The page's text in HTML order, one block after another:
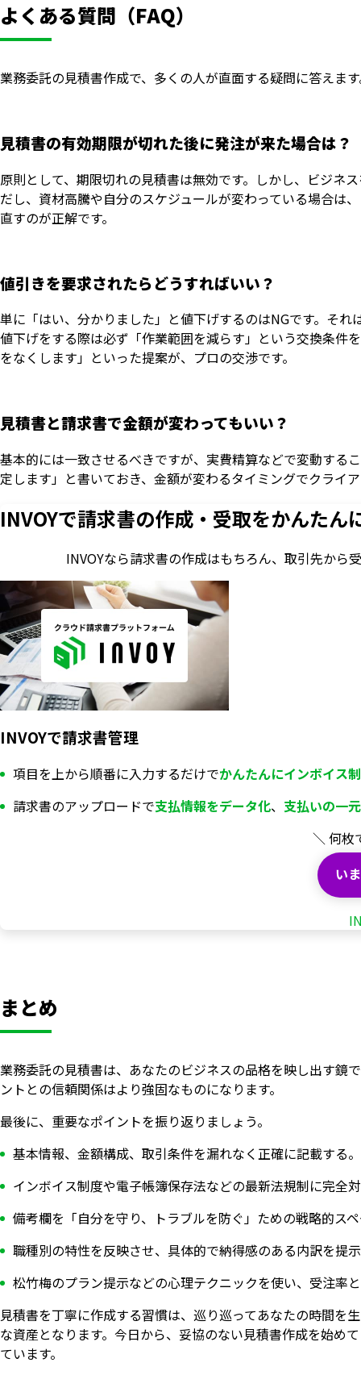
よくある質問（FAQ）
業務委託の見積書作成で、多くの人が直面する疑問に答えま
見積書の有効期限が切れた後に発注が来た場合は？
原則として、期限切れの見積書は無効です。しかし、ビジネ
だし、資材高騰や自分のスケジュールが変わっている場合は
直すのが正解です。
値引きを要求されたらどうすればいい？
単に「はい、分かりました」と値下げするのはNGです。そ
値下げをする際は必ず「作業範囲を減らす」という交換条件
をなくします」といった提案が、プロの交渉です。
見積書と請求書で金額が変わってもいい？
基本的には一致させるべきですが、実費精算などで変動する
定します」と書いておき、金額が変わるタイミングでクライ
INVOYで請求書の作成・ 受取をかんたん
INVOYなら請求書の作成はもちろん、 取引先から
INVOYで請求書管理
項目を上から順番に入力するだけでかんたんにインボイス
請求書のアップロードで支払情報をデータ化、 支払いの一
＼ 何枚
い
まとめ
業務委託の見積書は、あなたのビジネスの品格を映し出す鏡
ントとの信頼関係はより強固なものになります。
最後に、重要なポイントを振り返りましょう。
基本情報、金額構成、取引条件を漏れなく正確に記載する。
インボイス制度や電子帳簿保存法などの最新法規制に完全
備考欄を「自分を守り、トラブルを防ぐ」ための戦略的ス
職種別の特性を反映させ、具体的で納得感のある内訳を提
松竹梅のプラン提示などの心理テクニックを使い、受注率
見積書を丁寧に作成する習慣は、巡り巡ってあなたの時間を
な資産となります。今日から、妥協のない見積書作成を始め
ています。